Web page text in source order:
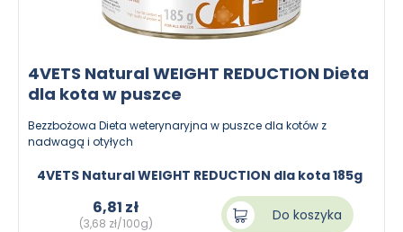
4VETS Natural WEIGHT REDUCTION Dieta
dla kota w puszce
Bezzbożowa Dieta weterynaryjna w puszce dla kotów z
nadwagą i otyłych
4VETS Natural WEIGHT REDUCTION dla kota 185g
6,81 zł
(3,68 zł/100g) Do koszyka